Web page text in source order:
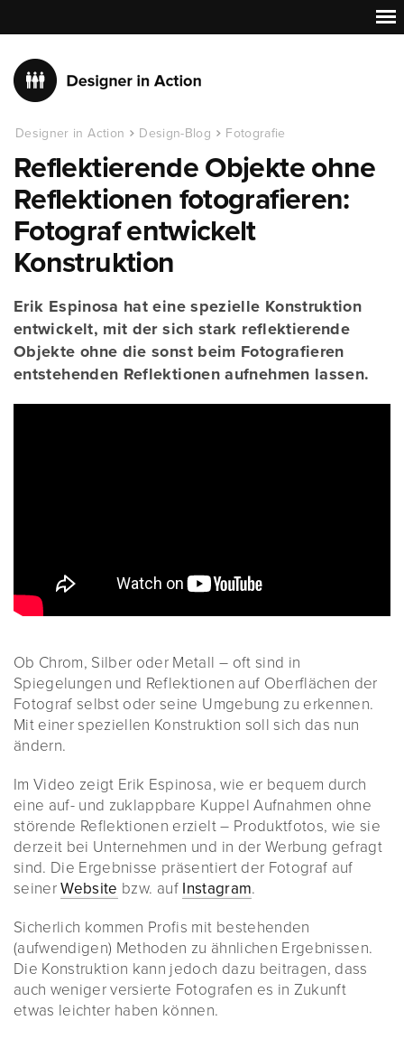
Designer in Action Design-Blog Fotografie
Reflektierende Objekte ohne
Reflektionen fotografieren:
Fotograf entwickelt
Konstruktion
Erik Espinosa hat eine spezielle Konstruktion
entwickelt, mit der sich stark reflektierende
Objekte ohne die sonst beim Fotografieren
entstehenden Reflektionen aufnehmen lassen.
Ob Chrom, Silber oder Metall – oft sind in
Spiegelungen und Reflektionen auf Oberflächen der
Fotograf selbst oder seine Umgebung zu erkennen.
Mit einer speziellen Konstruktion soll sich das nun
ändern.
Im Video zeigt Erik Espinosa, wie er bequem durch
eine auf- und zuklappbare Kuppel Aufnahmen ohne
störende Reflektionen erzielt – Produktfotos, wie sie
derzeit bei Unternehmen und in der Werbung gefragt
sind. Die Ergebnisse präsentiert der Fotograf auf
seinerWebsite bzw. auf Instagram.
Sicherlich kommen Profis mit bestehenden
(aufwendigen) Methoden zu ähnlichen Ergebnissen.
Die Konstruktion kann jedoch dazu beitragen, dass
auch weniger versierte Fotografen es in Zukunft
etwas leichter haben können.